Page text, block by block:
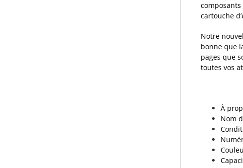
cartouche
Notre
bonne que
pages que
toutes vos
À
Nom